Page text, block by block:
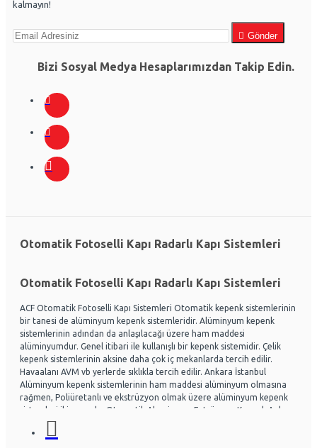
kalmayın!
Gönder
Bizi Sosyal Medya Hesaplarımızdan Takip Edin.
Otomatik Fotoselli Kapı Radarlı Kapı Sistemleri
Otomatik Fotoselli Kapı Radarlı Kapı Sistemleri
ACF Otomatik Fotoselli Kapı Sistemleri Otomatik kepenk sistemlerinin
bir tanesi de alüminyum kepenk sistemleridir. Alüminyum kepenk
sistemlerinin adından da anlaşılacağı üzere ham maddesi
alüminyumdur. Genel itibari ile kullanışlı bir kepenk sistemidir. Çelik
kepenk sistemlerinin aksine daha çok iç mekanlarda tercih edilir.
Havaalanı AVM vb yerlerde sıklıkla tercih edilir. Ankara İstanbul
Alüminyum kepenk sistemlerinin ham maddesi alüminyum olmasına
rağmen, Poliüretanlı ve ekstrüzyon olmak üzere alüminyum kepenk
sistemleri ikiye ayrılır. Otomatik Aluminyum Extrüzyon Kepenk Ankara
ve İstanbul başta olmak üzere Ülke genelinde hayli tercih
edilmektedir. Acf otomatik kapı sistemleri Otomatik kapı radarlı kapı,